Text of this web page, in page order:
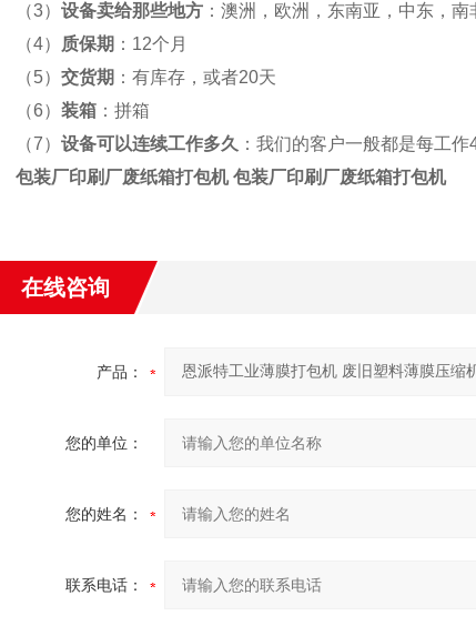
（3） 设备卖给那些地方：澳洲，欧洲，东南亚，中东，
（4）
质保期 ：12个月
（5） 交货期 ：有库存，或者20天
（6） 装箱：拼箱
（7） 设备可以连续工作多久 ：我们的客户一般都是每工
包装厂印刷厂废纸箱打包机 包装厂印刷厂废纸箱打包机
在线咨询
产品：
您的单位：
您的姓名：
联系电话：